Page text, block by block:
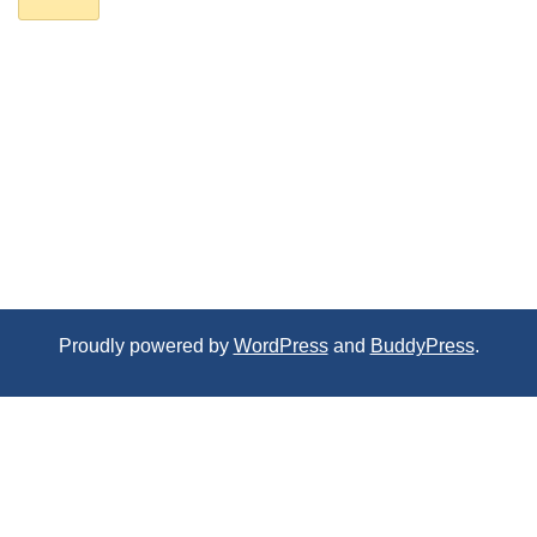
Proudly powered by WordPressand BuddyPress.